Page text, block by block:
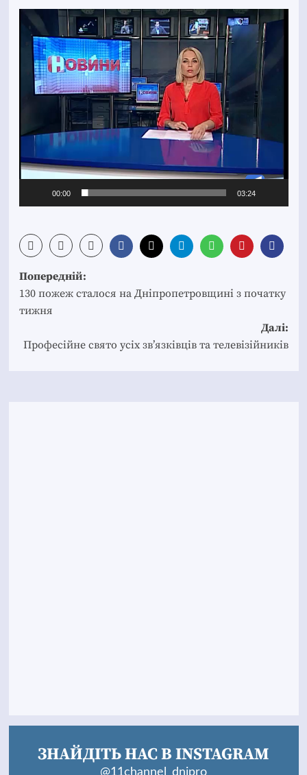
Відеопрогравач
00:00 03:24
Post
navigation
Попередній:
130 пожеж сталося на Дніпропетровщині з початку
тижня
Далі:
Професійне свято усіх зв’язківців та телевізійників
ЗНАЙДІТЬ НАС В INSTAGRAM
@11channel_dnipro